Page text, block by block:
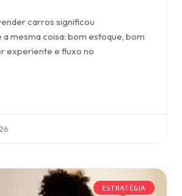
carros significou
mesma coisa: bom estoque, bom
experiente e fluxo no
ESTRATÉGIA